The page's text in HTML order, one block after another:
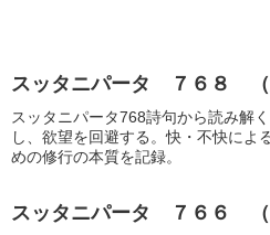
スッタニパータ ７６８ （
スッタニパータ768詩句から読み解
し、欲望を回避する。快・不快によ
めの修行の本質を記録。
スッタニパータ ７６６ （